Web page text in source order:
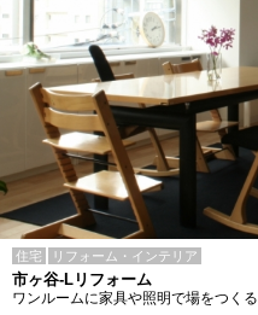
住宅 リフォーム・インテリア
市ヶ谷-Lリフォーム
ワンルームに家具や照明で場をつくる